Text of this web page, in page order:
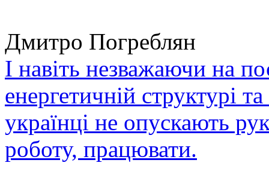
Дмитро Погреблян
І навіть незважаючи на
енергетичній структурі
українці не опускають
роботу, працювати.